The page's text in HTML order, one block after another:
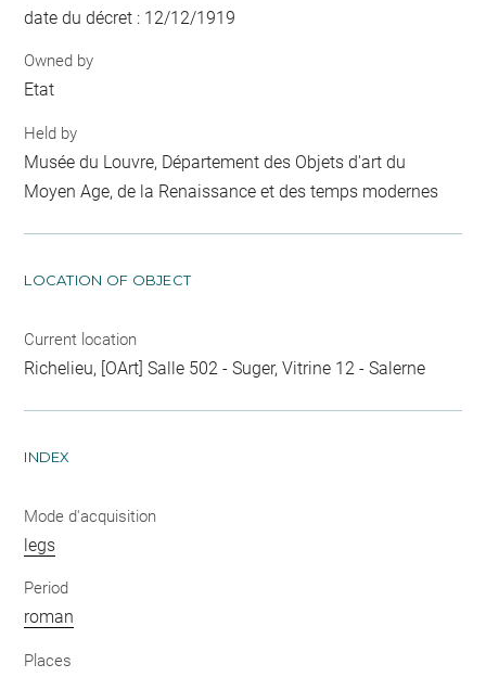
date du décret : 12/12/1919
Owned by
Etat
Held by
Musée du Louvre, Département des Objets d'art du
Moyen Age, de la Renaissance et des temps modernes
LOCATION OF OBJECT
Current location
Richelieu, [OArt] Salle 502 - Suger, Vitrine 12 - Salerne
INDEX
Mode d'acquisition
legs
Period
roman
Places